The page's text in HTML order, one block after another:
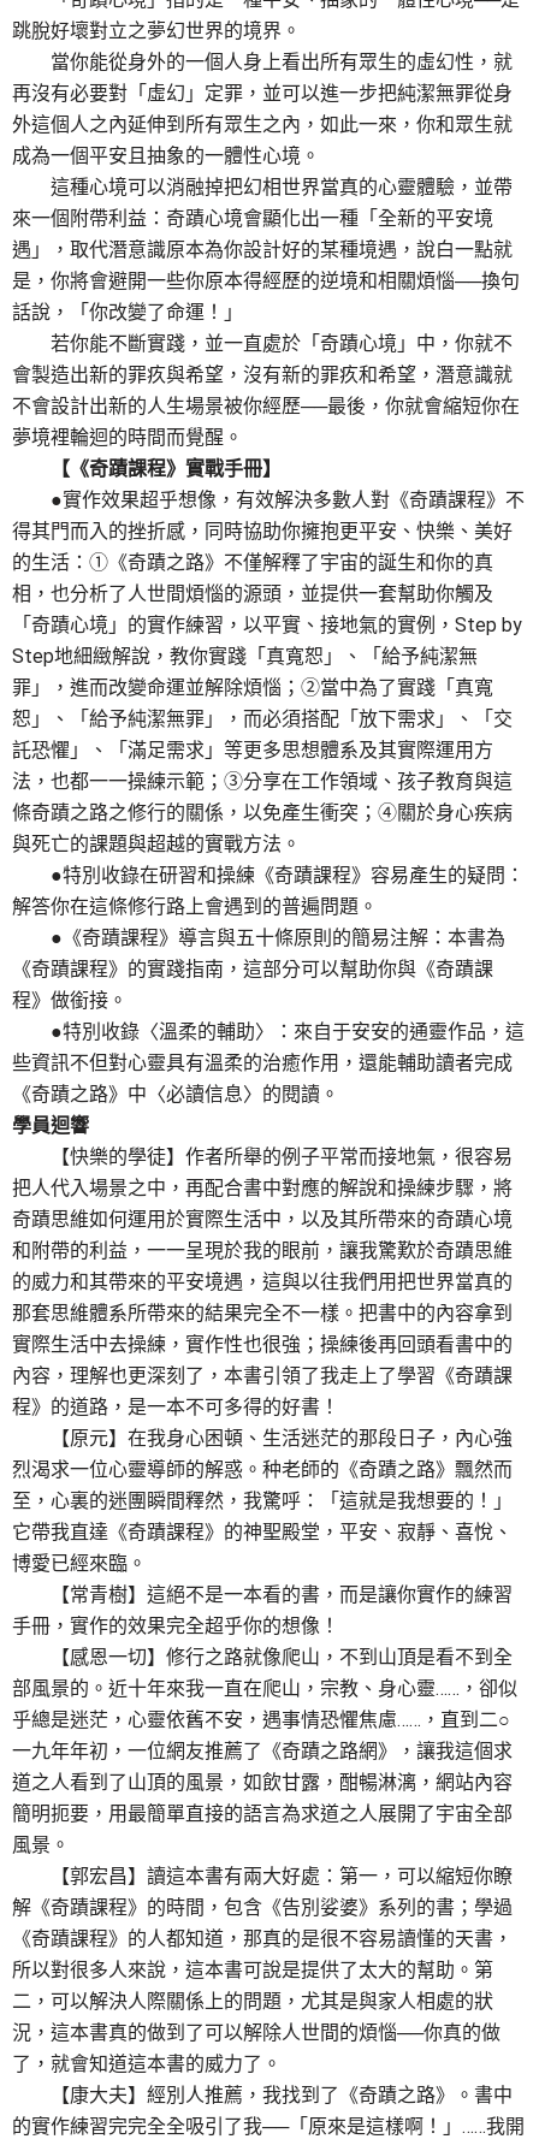
跳脫好壞對立之夢幻世界的境界。
當你能從身外的一個人身上看出所有眾生的虛幻性，就
再沒有必要對「虛幻」定罪，並可以進一步把純潔無罪從身
外這個人之內延伸到所有眾生之內，如此一來，你和眾生就
成為一個平安且抽象的一體性心境。
這種心境可以消融掉把幻相世界當真的心靈體驗，並帶
來一個附帶利益：奇蹟心境會顯化出一種「全新的平安境
遇」，取代潛意識原本為你設計好的某種境遇，說白一點就
是，你將會避開一些你原本得經歷的逆境和相關煩惱──換句
話說，「你改變了命運！」
若你能不斷實踐，並一直處於「奇蹟心境」中，你就不
會製造出新的罪疚與希望，沒有新的罪疚和希望，潛意識就
不會設計出新的人生場景被你經歷──最後，你就會縮短你在
夢境裡輪迴的時間而覺醒。
【《奇蹟課程》實戰手冊】
●實作效果超乎想像，有效解決多數人對《奇蹟課程》不
得其門而入的挫折感，同時協助你擁抱更平安、快樂、美好
的生活：①《奇蹟之路》不僅解釋了宇宙的誕生和你的真
相，也分析了人世間煩惱的源頭，並提供一套幫助你觸及
「奇蹟心境」的實作練習，以平實、接地氣的實例，Step by
Step地細緻解說，教你實踐「真寬恕」、「給予純潔無
罪」，進而改變命運並解除煩惱；②當中為了實踐「真寬
恕」、「給予純潔無罪」，而必須搭配「放下需求」、「交
託恐懼」、「滿足需求」等更多思想體系及其實際運用方
法，也都一一操練示範；③分享在工作領域、孩子教育與這
條奇蹟之路之修行的關係，以免產生衝突；④關於身心疾病
與死亡的課題與超越的實戰方法。
●特別收錄在研習和操練《奇蹟課程》容易產生的疑問：
解答你在這條修行路上會遇到的普遍問題。
●《奇蹟課程》導言與五十條原則的簡易注解：本書為
《奇蹟課程》的實踐指南，這部分可以幫助你與《奇蹟課
程》做銜接。
●特別收錄〈溫柔的輔助〉：來自于安安的通靈作品，這
些資訊不但對心靈具有溫柔的治癒作用，還能輔助讀者完成
《奇蹟之路》中〈必讀信息〉的閱讀。
學員迴響
【快樂的學徒】作者所舉的例子平常而接地氣，很容易
把人代入場景之中，再配合書中對應的解說和操練步驟，將
奇蹟思維如何運用於實際生活中，以及其所帶來的奇蹟心境
和附帶的利益，一一呈現於我的眼前，讓我驚歎於奇蹟思維
的威力和其帶來的平安境遇，這與以往我們用把世界當真的
那套思維體系所帶來的結果完全不一樣。把書中的內容拿到
實際生活中去操練，實作性也很強；操練後再回頭看書中的
內容，理解也更深刻了，本書引領了我走上了學習《奇蹟課
程》的道路，是一本不可多得的好書！
【原元】在我身心困頓、生活迷茫的那段日子，內心強
烈渴求一位心靈導師的解惑。种老師的《奇蹟之路》飄然而
至，心裏的迷團瞬間釋然，我驚呼：「這就是我想要的！」
它帶我直達《奇蹟課程》的神聖殿堂，平安、寂靜、喜悅、
博愛已經來臨。
【常青樹】這絕不是一本看的書，而是讓你實作的練習
手冊，實作的效果完全超乎你的想像！
【感恩一切】修行之路就像爬山，不到山頂是看不到全
部風景的。近十年來我一直在爬山，宗教、身心靈……，卻似
乎總是迷茫，心靈依舊不安，遇事情恐懼焦慮……，直到二○
一九年年初，一位網友推薦了《奇蹟之路網》，讓我這個求
道之人看到了山頂的風景，如飲甘露，酣暢淋漓，網站內容
簡明扼要，用最簡單直接的語言為求道之人展開了宇宙全部
風景。
【郭宏昌】讀這本書有兩大好處：第一，可以縮短你瞭
解《奇蹟課程》的時間，包含《告別娑婆》系列的書；學過
《奇蹟課程》的人都知道，那真的是很不容易讀懂的天書，
所以對很多人來說，這本書可說是提供了太大的幫助。第
二，可以解決人際關係上的問題，尤其是與家人相處的狀
況，這本書真的做到了可以解除人世間的煩惱──你真的做
了，就會知道這本書的威力了。
【康大夫】經別人推薦，我找到了《奇蹟之路》。書中
的實作練習完完全全吸引了我──「原來是這樣啊！」……我開